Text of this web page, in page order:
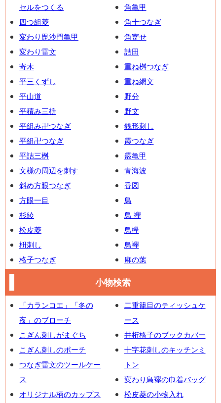
セルをつくる
四つ組菱
変わり毘沙門亀甲
変わり雷文
寄木
平三くずし
平山道
平積み三枡
平組み卍つなぎ
平組卍つなぎ
平詰三桝
文様の周辺を刺す
斜め方眼つなぎ
方眼一目
杉綾
松皮菱
枡刺し
格子つなぎ
角亀甲
角十つなぎ
角寄せ
詰田
重ね桝つなぎ
重ね網文
野分
野文
銭形刺し
霞つなぎ
霰亀甲
青海波
香図
鳥
鳥 襷
鳥欅
鳥襷
麻の葉
小物検索
「カランコエ」「冬の
夜」のブローチ
こぎん刺しがまぐち
こぎん刺しのポーチ
つなぎ雷文のツールケー
ス
オリジナル柄のカップス
二重籠目のティッシュケ
ース
井桁格子のブックカバー
十字花刺しのキッチンミ
トン
変わり鳥襷の巾着バッグ
松皮菱の小物入れ